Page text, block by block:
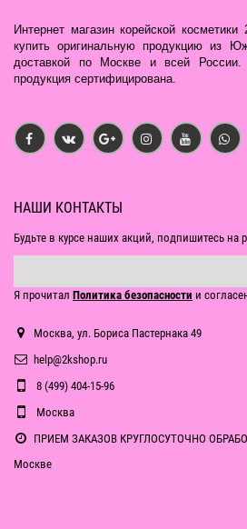
Интернет магазин корейской
купить оригинальную продукцию из
доставкой по Москве и всей
продукция сертифицирована.
НАШИ КОНТАКТЫ
Будьте в курсе наших акций, подпишитесь на
Я прочитал Политика безопасности и
Москва, ул. Бориса Пастернака 49
help@2kshop.ru
8 (499) 404-15-96
Москва
ПРИЕМ ЗАКАЗОВ КРУГЛОСУТОЧНО
Москве